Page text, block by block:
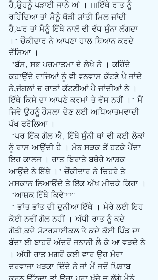
ਹੈ,ਉਹਨੂੰ ਪੜਾਈ ਜਾਨੇ ਆਂ । ...ਇੱਥੇ ਰਾਤ ਨੂੰ
ਰਹਿੰਦਿਆ ਤਾਂ ਮੈਨੂੰ ਥੋੜੀ ਸ਼ਾਂਤੀ ਮਿਲ ਜਾਂਦੀ
ਹੈ,ਘਰ ਤਾਂ ਮੈਨੂੰ ਇੱਥੇ ਨਾਲੋਂ ਵੀ ਵੱਧ ਸੁੰਨਾ ਲੱਗਦਾ
।" ਚੌਕੀਦਾਰ ਨੇ ਆਪਣਾ ਹਾਲ ਬਿਆਨ ਕਰਦੇ
ਦੱਸਿਆ ।
ਕਹਾਉਂਦੇ ਰਾਜਿਆਂ ਨੂੰ ਵੀ ਵਨਵਾਸ ਕੱਟਣੇ ਪੈ ਜਾਂਦੇ
ਨੇ,ਜੰਗਲਾਂ ਚ ਰਾਤਾਂ ਕੱਟਣੀਆਂ ਪੈ ਜਾਂਦੀਆਂ ਨੇ ।
ਇੱਥੇ ਕਿਸੇ ਦਾ ਆਪਣੇ ਕਰਮਾਂ ਤੇ ਵੱਸ ਨਹੀਂ ।" ਮੈਂ
ਜਿਵੇ ਉਹਨੂੰ ਹੌਸਲਾ ਦੇਣ ਲਈ ਅਧਿਆਤਮਵਾਦੀ
ਪੱਖ ਫਰੋਲਿਆ ।
ਨੂੰ ਰਾਸ ਆਉਂਦੀ ਹੈ । ਮੇਨ ਸੜਕ ਤੋਂ ਹਟਕੇ ਪੈਂਦਾ
ਇਹ ਕਾਲਜ । ਰਾਤ ਬਿਰਾਤੇ ਬਥੇਰੇ ਆਸ਼ਕ
ਆਉਂਦੇ ਨੇ ਇੱਥੇ ।" ਚੌਂਕੀਦਾਰ ਨੇ ਚਿਹਰੇ ਤੇ
ਮੁਸਕਾਨ ਲਿਆਉਂਦੇ ਤੇ ਇੱਕ ਅੱਖ ਮੀਚਕੇ ਕਿਹਾ ।
"ਆਸ਼ਕ ਇੱਥੇ ਕਿਵੇ??"
ਕੋਈ ਨਵੀਂ ਗੱਲ ਨਹੀਂ । ਅੱਧੀ ਰਾਤ ਨੂੰ ਕਦੇ
ਗੱਡੀ,ਕਦੇ ਮੋਟਰਸਾਈਕਲ ਤੇ ਕਦੇ ਕੋਈ ਪਿੰਡ ਦਾ
ਬੰਦਾ ਈ ਬਾਹਰੋਂ ਅੰਦਰੋਂ ਜਨਾਨੀ ਲੈ ਕੇ ਆ ਵੜਦੇ ਨੇ
। ਅੱਧੀ ਰਾਤ ਮਗਰੋਂ ਕਈ ਵਾਰ ਉਹ ਮੇਰਾ
ਦਰਵਾਜਾ ਖੜਕਾ ਦਿੰਦੇ ਨੇ ਜਾਂ ਮੈਂ ਜਦੋਂ ਪਿਸ਼ਾਬ